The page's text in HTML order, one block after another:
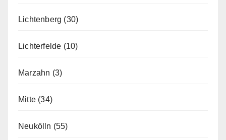
Lichtenberg (30)
Lichterfelde (10)
Marzahn (3)
Mitte (34)
Neukölln (55)